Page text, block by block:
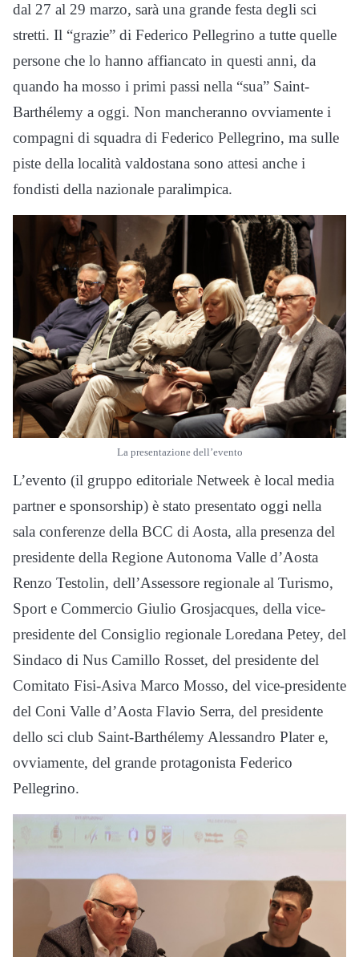
dal 27 al 29 marzo, sarà una grande festa degli sci
stretti. Il “grazie” di Federico Pellegrino a tutte quelle
persone che lo hanno affiancato in questi anni, da
quando ha mosso i primi passi nella “sua” Saint-
Barthélemy a oggi. Non mancheranno ovviamente i
compagni di squadra di Federico Pellegrino, ma sulle
piste della località valdostana sono attesi anche i
fondisti della nazionale paralimpica.
La presentazione dell’evento
L’evento (il gruppo editoriale Netweek è local media
partner e sponsorship) è stato presentato oggi nella
sala conferenze della BCC di Aosta, alla presenza del
presidente della Regione Autonoma Valle d’Aosta
Renzo Testolin, dell’Assessore regionale al Turismo,
Sport e Commercio Giulio Grosjacques, della vice-
presidente del Consiglio regionale Loredana Petey, del
Sindaco di Nus Camillo Rosset, del presidente del
Comitato Fisi-Asiva Marco Mosso, del vice-presidente
del Coni Valle d’Aosta Flavio Serra, del presidente
dello sci club Saint-Barthélemy Alessandro Plater e,
ovviamente, del grande protagonista Federico
Pellegrino.